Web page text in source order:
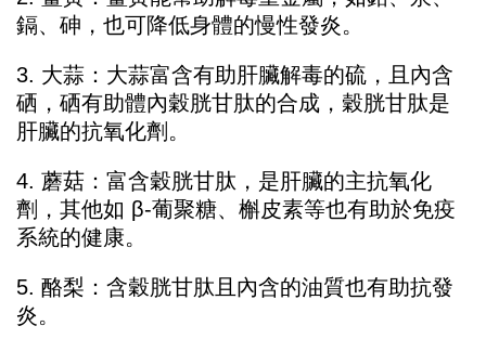
鎘、砷，也可降低身體的慢性發炎。
3. 大蒜：大蒜富含有助肝臟解毒的硫，且內含
硒，硒有助體內穀胱甘肽的合成，穀胱甘肽是
肝臟的抗氧化劑。
4. 蘑菇：富含穀胱甘肽，是肝臟的主抗氧化
劑，其他如 β-葡聚糖、槲皮素等也有助於免疫
系統的健康。
5. 酪梨：含穀胱甘肽且內含的油質也有助抗發
炎。